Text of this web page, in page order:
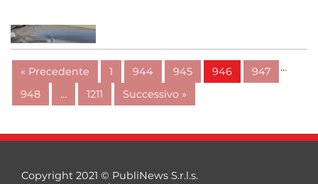
« Precedente 1 …
944 945 946
947
948
… 1211 Successivo »
Copyright 2021 © PubliNews S.r.l.s.